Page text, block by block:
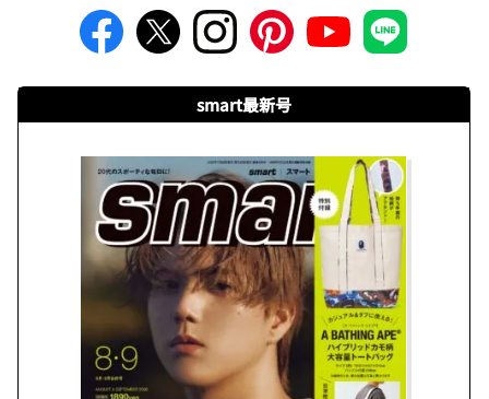
smart最新号